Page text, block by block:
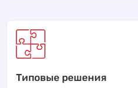
Типовые решения